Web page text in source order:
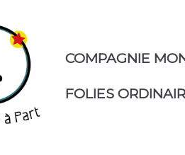
COMPAGNIE
FOLIES